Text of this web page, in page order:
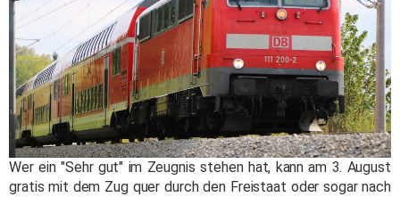
Wer ein "Sehr gut" im Zeugnis stehen hat, kann am 3. August
gratis mit dem Zug quer durch den Freistaat oder sogar nach